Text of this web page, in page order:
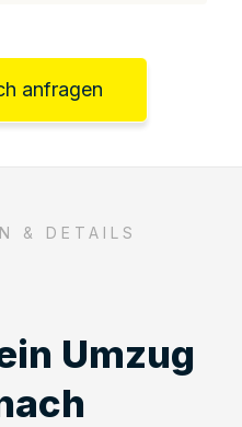
anfragen
& DETAILS
Umzug